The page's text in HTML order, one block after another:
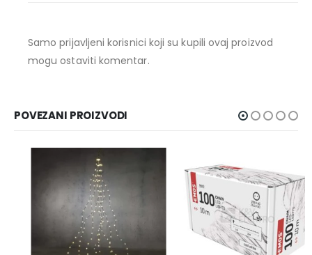
Samo prijavljeni korisnici koji su kupili ovaj proizvod
mogu ostaviti komentar.
POVEZANI PROIZVODI